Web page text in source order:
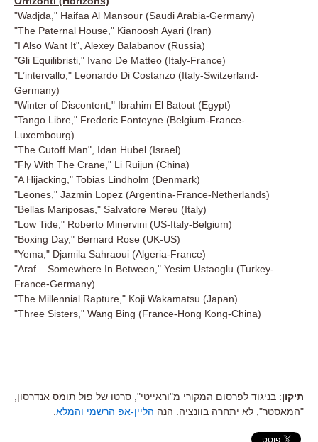
"Wadjda," Haifaa Al Mansour (Saudi Arabia-Germany)
"The Paternal House," Kianoosh Ayari (Iran)
"I Also Want It", Alexey Balabanov (Russia)
"Gli Equilibristi," Ivano De Matteo (Italy-France)
"L’intervallo," Leonardo Di Costanzo (Italy-Switzerland-
Germany)
"Winter of Discontent," Ibrahim El Batout (Egypt)
"Tango Libre," Frederic Fonteyne (Belgium-France-
Luxembourg)
"The Cutoff Man", Idan Hubel (Israel)
"Fly With The Crane," Li Ruijun (China)
"A Hijacking," Tobias Lindholm (Denmark)
"Leones," Jazmin Lopez (Argentina-France-Netherlands)
"Bellas Mariposas," Salvatore Mereu (Italy)
"Low Tide," Roberto Minervini (US-Italy-Belgium)
"Boxing Day," Bernard Rose (UK-US)
"Yema," Djamila Sahraoui (Algeria-France)
"Araf – Somewhere In Between," Yesim Ustaoglu (Turkey-
France-Germany)
"The Millennial Rapture," Koji Wakamatsu (Japan)
"Three Sisters," Wang Bing (France-Hong Kong-China)
תיקון: בניגוד לפרסום המקורי מ"וראייטי", סרטו של פול תומס אנדרסון,
"המאסטר", לא יתחרה בוונציה. הנה הליין-אפ הרשמי והמלא